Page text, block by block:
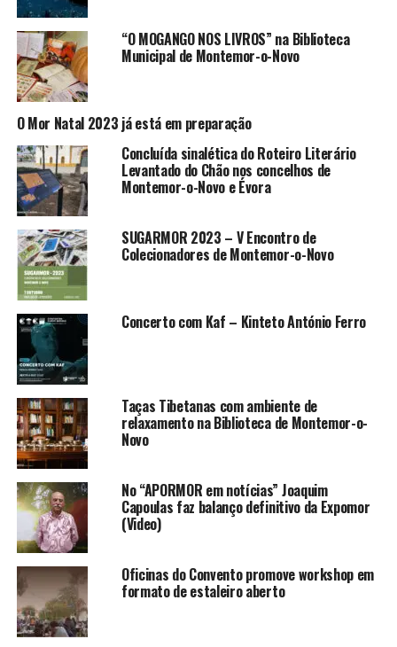
“O MOGANGO NOS LIVROS” na Biblioteca
Municipal de Montemor-o-Novo
O Mor Natal 2023 já está em preparação
Concluída sinalética do Roteiro Literário
Levantado do Chão nos concelhos de
Montemor-o-Novo e Évora
SUGARMOR 2023 – V Encontro de
Colecionadores de Montemor-o-Novo
Concerto com Kaf – Kinteto António Ferro
Taças Tibetanas com ambiente de
relaxamento na Biblioteca de Montemor-o-
Novo
No “APORMOR em notícias” Joaquim
Capoulas faz balanço definitivo da Expomor
(Video)
Oficinas do Convento promove workshop em
formato de estaleiro aberto